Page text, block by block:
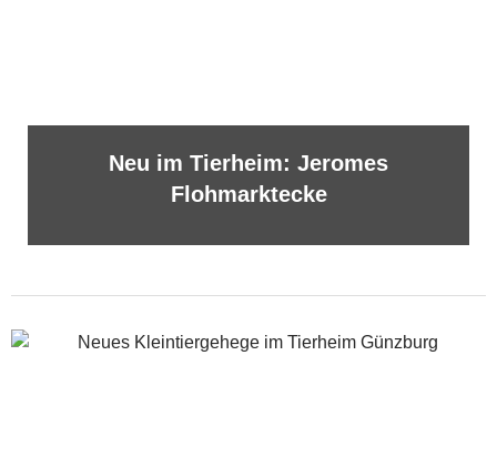
Neu im Tierheim: Jeromes
Flohmarktecke